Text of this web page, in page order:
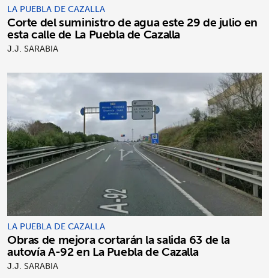
LA PUEBLA DE CAZALLA
Corte del suministro de agua este 29 de julio en
esta calle de La Puebla de Cazalla
J.J. SARABIA
LA PUEBLA DE CAZALLA
Obras de mejora cortarán la salida 63 de la
autovía A-92 en La Puebla de Cazalla
J.J. SARABIA